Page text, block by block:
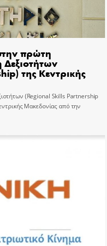
πρώτη
της Κεντρικής
(Regional Skills Partnership
Μακεδονίας από την